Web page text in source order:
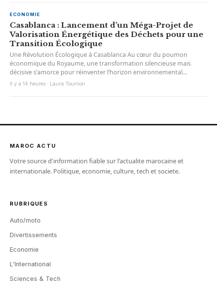
ECONOMIE
Casablanca : Lancement d’un Méga-Projet de
Valorisation Énergétique des Déchets pour une
Transition Écologique
Une Révolution Écologique à Casablanca Au cœur du poumon
économique du Royaume, une transformation silencieuse mais
décisive s’amorce pour réinventer l’horizon environnemental...
Il y a 14 heures · Laura Tournon
MAROC ACTU
Votre source d'information fiable sur l'actualite marocaine et
internationale. Politique, economie, culture, tech et societe.
RUBRIQUES
Auto/moto
Divertissements
Economie
L'International
Sciences & Tech